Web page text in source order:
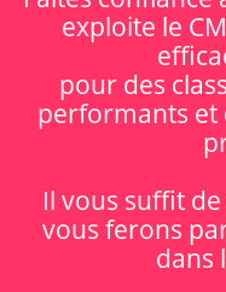
exploite le
pour des
performants et
Il vous suffit
vous ferons
dans